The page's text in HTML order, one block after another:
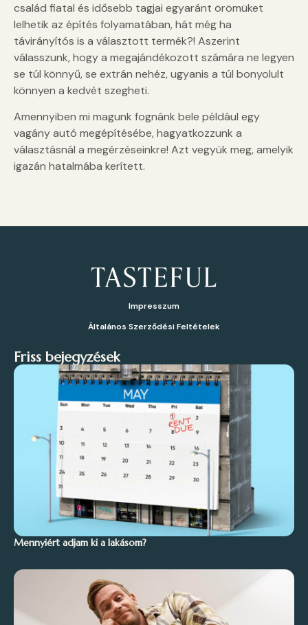
család fiatal és idősebb tagjai egyaránt örömüket
lelhetik az építés folyamatában, hát még ha
távirányítós is a választott termék?! Aszerint
válasszunk, hogy a megajándékozott számára ne legyen
se túl könnyű, se extrán nehéz, ugyanis a túl bonyolult
könnyen a kedvét szegheti.
Amennyiben mi magunk fognánk bele például egy
vagány autó megépítésébe, hagyatkozzunk a
választásnál a megérzéseinkre! Azt vegyük meg, amelyik
igazán hatalmába kerített.
Impresszum
Általános Szerződési Feltételek
Friss bejegyzések
Mennyiért adjam ki a lakásom?